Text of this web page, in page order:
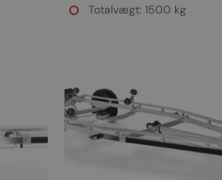
Totalvægt: 1500 kg